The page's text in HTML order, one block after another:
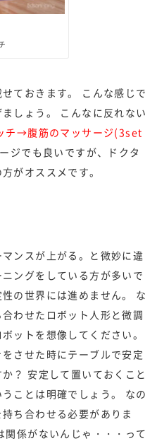
ておきます。 こんな感じで
しょう。 こんなに反れない
チ→腹筋のマッサージ(3set
ジでも良いですが、ドクタ
がオススメです。
ンスが上がる。と微妙に違
ングをしている方が多いで
の世界には進めません。 な
わせたロボット人形と微調
ットを想像してください。
させた時にテーブルで安定
？ 安定して置いておくこと
ことは明確でしょう。 なの
ち合わせる必要がありま
係がないんじゃ・・・って